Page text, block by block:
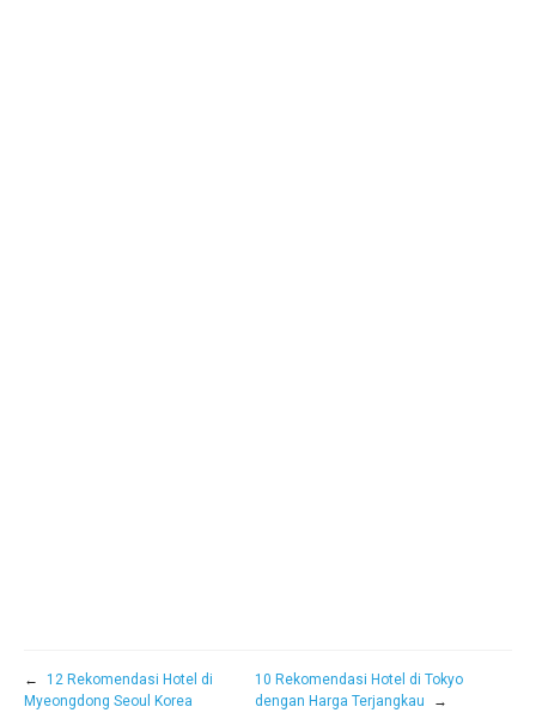
←
12 Rekomendasi Hotel di
Myeongdong Seoul Korea
10 Rekomendasi Hotel di Tokyo
dengan Harga Terjangkau
→